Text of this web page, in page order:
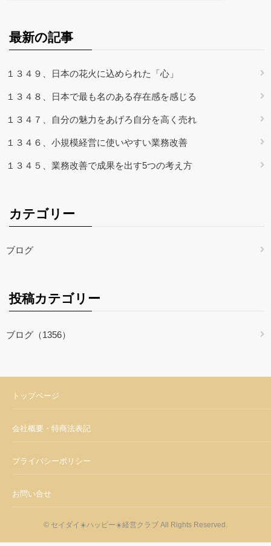
最新の記事
１３４９、日本の花火に込められた「心」
１３４８、日本で最も名のある存在感を感じる
１３４７、自分の魅力をあげろ自分を高く売れ
１３４６、小規模経営に使いやすい業務改善
１３４５、業務改善で成果を出す5つの考え方
カテゴリー
ブログ
投稿カテゴリー
ブログ（1356）
トップページ
会社概要・特商法表記
プライバシーポリシー
お問い合せ
© セイダイ☀️ハッピー☀️経営クラブ All Rights Reserved.